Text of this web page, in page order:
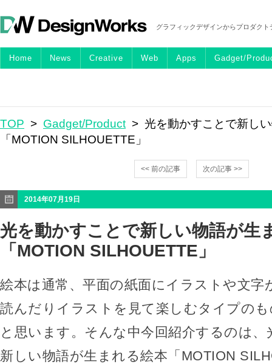
グラフィックデザインからプロダク
Home News Creative Web Apps Gadget/
TOP > Gadget/Product > 光を動かすことで新し
「MOTION SILHOUETTE」
<< 前の記事 次の記事 >>
2014年07月19日
光を動かすことで新しい物語が生
「MOTION SILHOUETTE」
絵本は通常、平面の紙面にイラストや文字
読んだりイラストを見て楽しむタイプの
と思います。そんな中今回紹介するのは
新しい物語が生まれる絵本「MOTION